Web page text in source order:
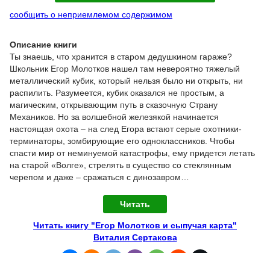
сообщить о неприемлемом содержимом
Описание книги
Ты знаешь, что хранится в старом дедушкином гараже?
Школьник Егор Молотков нашел там невероятно тяжелый
металлический кубик, который нельзя было ни открыть, ни
распилить. Разумеется, кубик оказался не простым, а
магическим, открывающим путь в сказочную Страну
Механиков. Но за волшебной железякой начинается
настоящая охота – на след Егора встают серые охотники-
терминаторы, зомбирующие его одноклассников. Чтобы
спасти мир от неминуемой катастрофы, ему придется летать
на старой «Волге», стрелять в существо со стеклянным
черепом и даже – сражаться с динозавром…
Читать
Читать книгу "Егор Молотков и сыпучая карта"
Виталия Сертакова